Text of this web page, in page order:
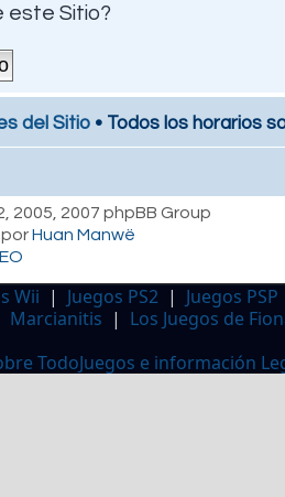
este Sitio?
del Sitio • Todos los horarios
2005, 2007 phpBB Group
Huan Manwë
Wii | Juegos PS2 | Juegos PSP
Marcianitis | Los Juegos de
TodoJuegos e información